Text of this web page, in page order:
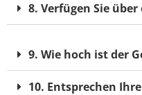
8. Verfügen Sie
9. Wie hoch ist der
10. Entsprechen